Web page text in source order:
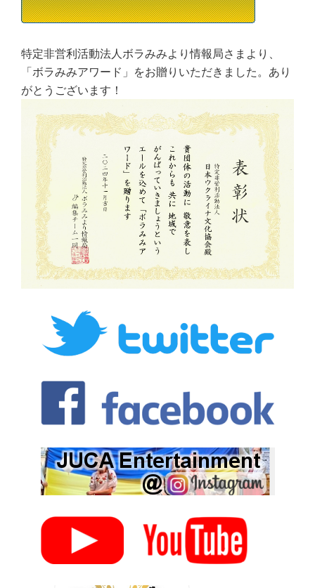
特定非営利活動法人ボラみみより情報局さまより、
「ボラみみアワード」をお贈りいただきました。あり
がとうございます！